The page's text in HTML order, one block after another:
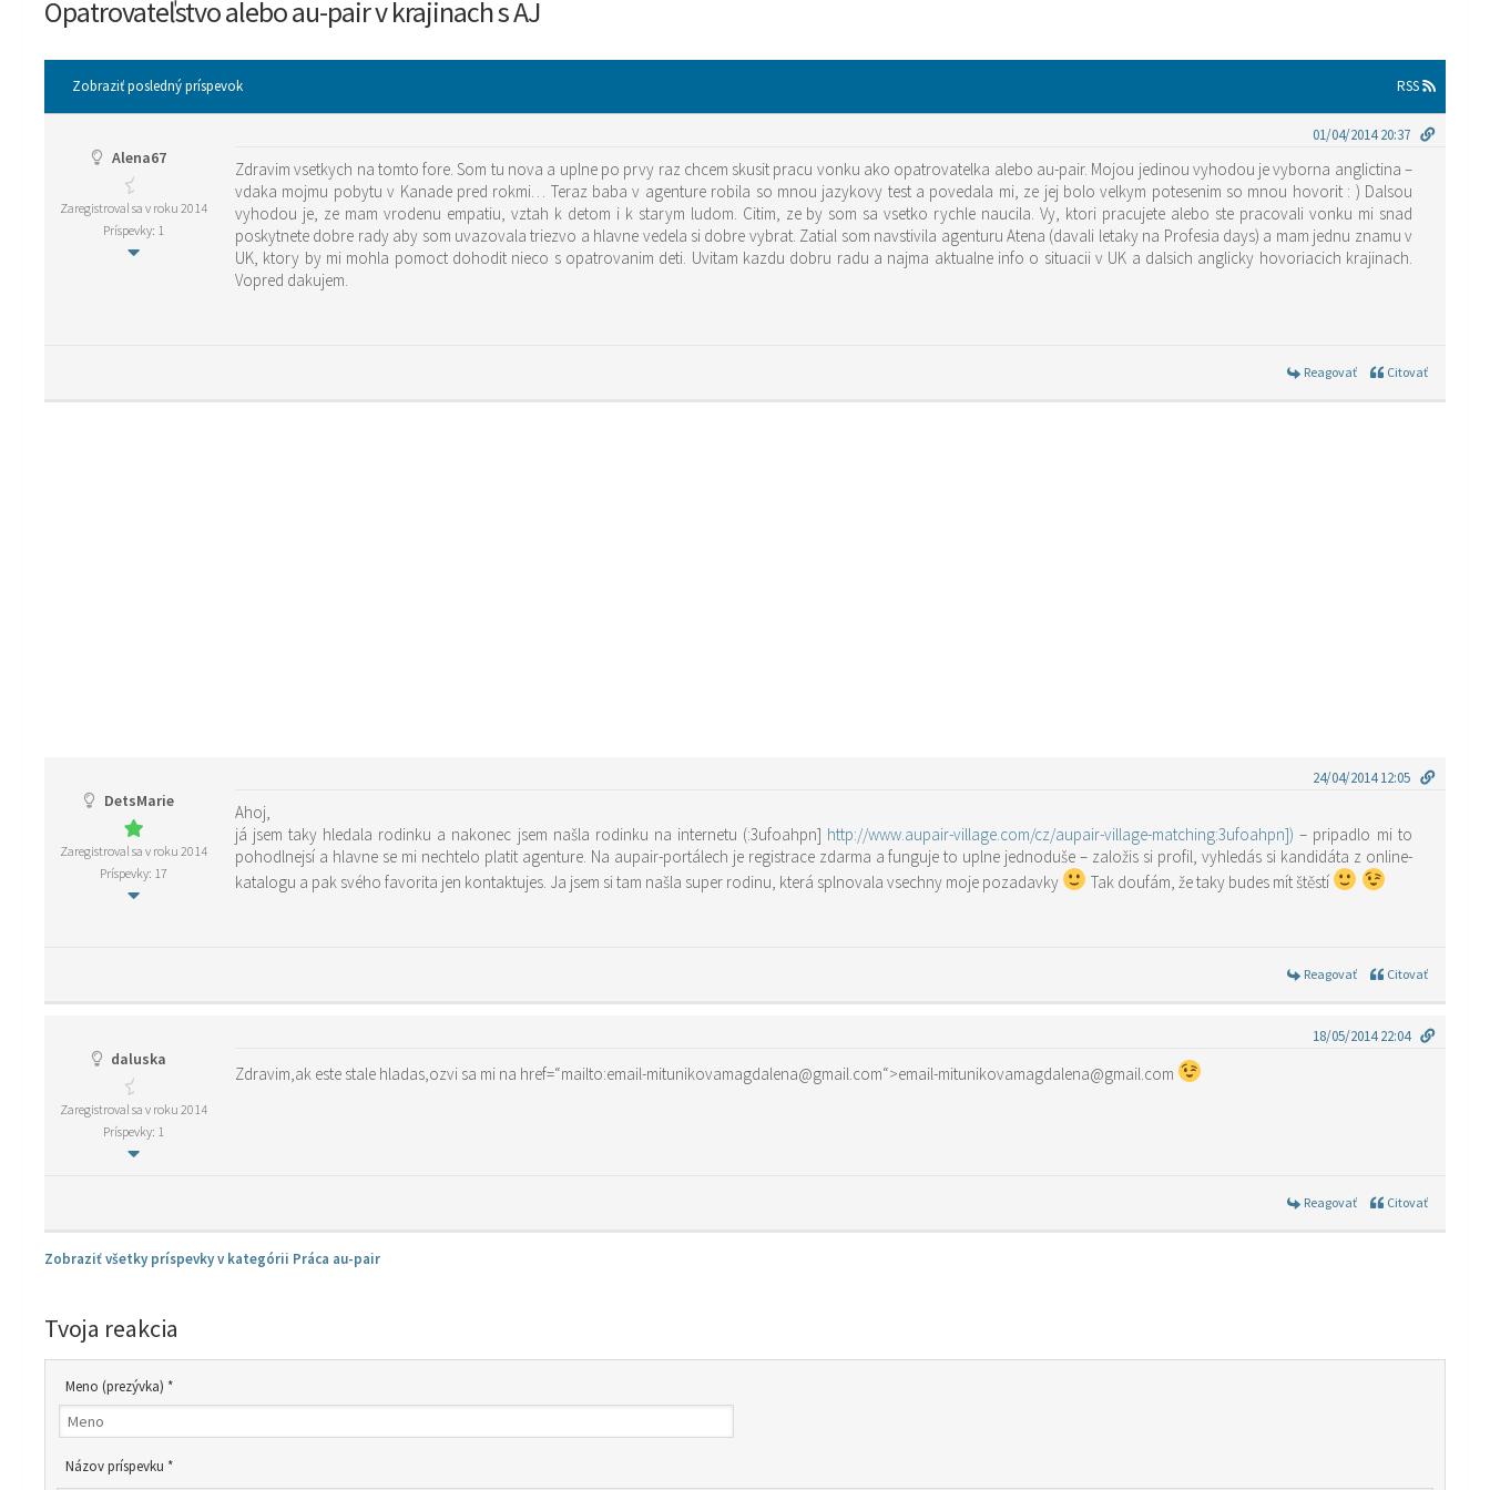
Opatrovateľstvo alebo au-pair v krajinach s AJ
Zobraziť posledný príspevok RSS
Alena67
Zaregistroval sa v roku 2014
Príspevky: 1
01/04/2014 20:37
Zdravim vsetkych na tomto fore. Som tu nova a uplne po prvy raz chcem skusit pracu vonku ako opatrovatelka alebo au-pair. Mojou jedinou vyhodou je vyborna anglictina –
vdaka mojmu pobytu v Kanade pred rokmi… Teraz baba v agenture robila so mnou jazykovy test a povedala mi, ze jej bolo velkym potesenim so mnou hovorit : ) Dalsou
vyhodou je, ze mam vrodenu empatiu, vztah k detom i k starym ludom. Citim, ze by som sa vsetko rychle naucila. Vy, ktori pracujete alebo ste pracovali vonku mi snad
poskytnete dobre rady aby som uvazovala triezvo a hlavne vedela si dobre vybrat. Zatial som navstivila agenturu Atena (davali letaky na Profesia days) a mam jednu znamu v
UK, ktory by mi mohla pomoct dohodit nieco s opatrovanim deti. Uvitam kazdu dobru radu a najma aktualne info o situacii v UK a dalsich anglicky hovoriacich krajinach.
Vopred dakujem.
Reagovať Citovať
DetsMarie
Zaregistroval sa v roku 2014
Príspevky: 17
24/04/2014 12:05
Ahoj,
já jsem taky hledala rodinku a nakonec jsem našla rodinku na internetu (:3ufoahpn] http://www.aupair-village.com/cz/aupair-village-matching:3ufoahpn])
pohodlnejsí a hlavne se mi nechtelo platit agenture. Na aupair-portálech je registrace zdarma a funguje to uplne jednoduše – založis si profil, vyhledás si kandidáta z online-
katalogu a pak svého favorita jen kontaktujes. Ja jsem si tam našla super rodinu, která splnovala vsechny moje pozadavky
Tak doufám, že taky budes mít štěstí
Reagovať Citovať
daluska
Zaregistroval sa v roku 2014
Príspevky: 1
18/05/2014 22:04
Zdravim,ak este stale hladas,ozvi sa mi na href=“mailto:email-mitunikovamagdalena@gmail.com“>email-mitunikovamagdalena@gmail.com
Reagovať Citovať
Zobraziť všetky príspevky v kategórii Práca au-pair
Tvoja reakcia
Meno (prezývka) *
Názov príspevku *